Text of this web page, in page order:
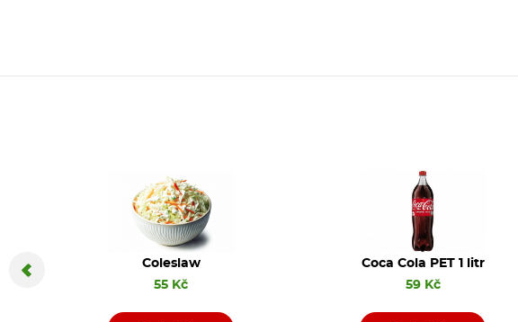
Coleslaw
55 Kč
Coca Cola PET 1 litr
59 Kč